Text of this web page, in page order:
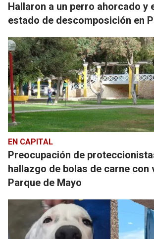
Hallaron a un perro ahorcado y
estado de descomposición en
EN CAPITAL
Preocupación de
hallazgo de bolas de carne con
Parque de Mayo